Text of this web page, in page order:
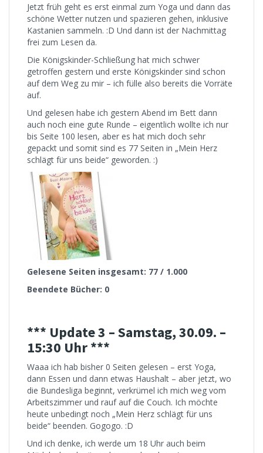
Jetzt früh geht es erst einmal zum Yoga und dann das
schöne Wetter nutzen und spazieren gehen, inklusive
Kastanien sammeln. :D Und dann ist der Nachmittag
frei zum Lesen da.
Die Königskinder-Schließung hat mich schwer
getroffen gestern und erste Königskinder sind schon
auf dem Weg zu mir – ich fülle also bereits die Vorräte
auf.
Und gelesen habe ich gestern Abend im Bett dann
auch noch eine gute Runde – eigentlich wollte ich nur
bis Seite 100 lesen, aber es hat mich doch sehr
gepackt und somit sind es 77 Seiten in „Mein Herz
schlägt für uns beide“ geworden. :)
Gelesene Seiten insgesamt: 77 / 1.000
Beendete Bücher: 0
*** Update 3 – Samstag, 30.09. –
15:30 Uhr ***
Waaa ich hab bisher 0 Seiten gelesen – erst Yoga,
dann Essen und dann etwas Haushalt – aber jetzt, wo
die Bundesliga beginnt, verkrümel ich mich weg vom
Arbeitszimmer und rauf auf die Couch. Ich möchte
heute unbedingt noch „Mein Herz schlägt für uns
beide“ beenden. Gogogo. :D
Und ich denke, ich werde um 18 Uhr auch beim